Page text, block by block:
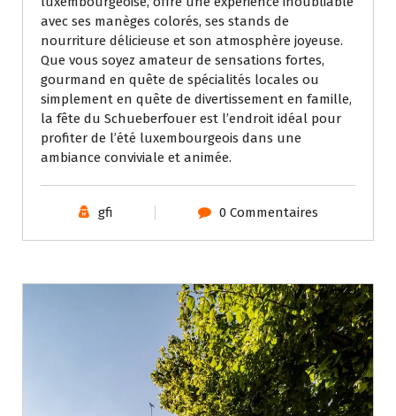
avec ses manèges colorés, ses stands de
nourriture délicieuse et son atmosphère joyeuse.
Que vous soyez amateur de sensations fortes,
gourmand en quête de spécialités locales ou
simplement en quête de divertissement en famille,
la fête du Schueberfouer est l’endroit idéal pour
profiter de l’été luxembourgeois dans une
ambiance conviviale et animée.
gfi 0 Commentaires